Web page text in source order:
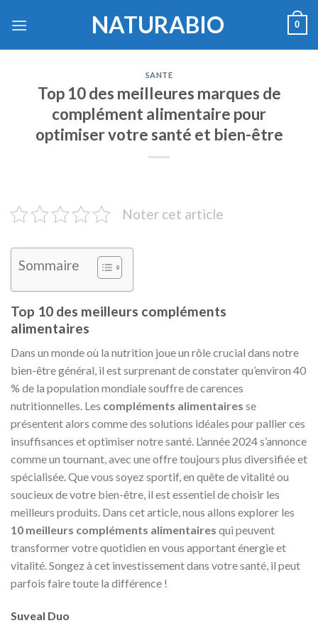
NATURABIO 0
SANTE
Top 10 des meilleures marques de
complément alimentaire pour
optimiser votre santé et bien-être
Noter cet article
Sommaire
Top 10 des meilleurs compléments
alimentaires
Dans un monde où la nutrition joue un rôle crucial dans notre
bien-être général, il est surprenant de constater qu’environ 40
% de la population mondiale souffre de carences
nutritionnelles. Les compléments alimentaires se
présentent alors comme des solutions idéales pour pallier ces
insuffisances et optimiser notre santé. L’année 2024 s’annonce
comme un tournant, avec une offre toujours plus diversifiée et
spécialisée. Que vous soyez sportif, en quête de vitalité ou
soucieux de votre bien-être, il est essentiel de choisir les
meilleurs produits. Dans cet article, nous allons explorer les
10 meilleurs compléments alimentaires qui peuvent
transformer votre quotidien en vous apportant énergie et
vitalité. Songez à cet investissement dans votre santé, il peut
parfois faire toute la différence !
Suveal Duo